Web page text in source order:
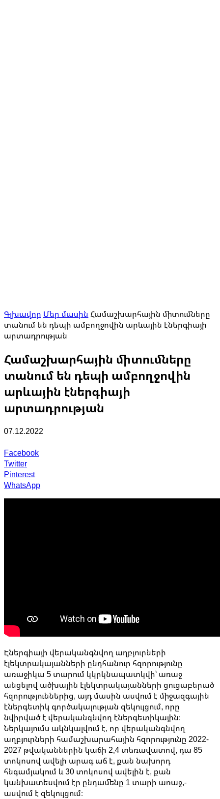
Գլխավոր Մեր մասին Համաշխարհային միտումները
տանում են դեպի ամբողջովին արևային էներգիայի
արտադրության
Համաշխարհային միտումները
տանում են դեպի ամբողջովին
արևային էներգիայի
արտադրության
07.12.2022
Facebook
Twitter
Pinterest
WhatsApp
Էներգիայի վերականգնվող աղբյուրների
էլեկտրակայանների ընդհանուր հզորությունը
առաջիկա 5 տարում կկրկնապատկվի՝ առաջ
անցելով ածխային էլեկտրակայանների ցուցաբերած
հզորություններից, այդ մասին ասվում է միջազգային
էներգետիկ գործակալության զեկույցում, որը
նվիրված է վերականգնվող էներգետիկային։
Ներկայումս ակնկալվում է, որ վերականգնվող
աղբյուրների համաշխարահային հզորությունը 2022-
2027 թվականներին կաճի 2,4 տեռավատով, դա 85
տոկոսով ավելի արագ աճ է, քան նախորդ
հնգամյակում և 30 տոկոսով ավելին է, քան
կանխատեսվում էր ընդամենը 1 տարի առաջ,-
ասվում է զեկույցում։